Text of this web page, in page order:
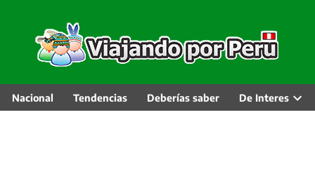
Nacional Tendencias Deberías saber De Interes